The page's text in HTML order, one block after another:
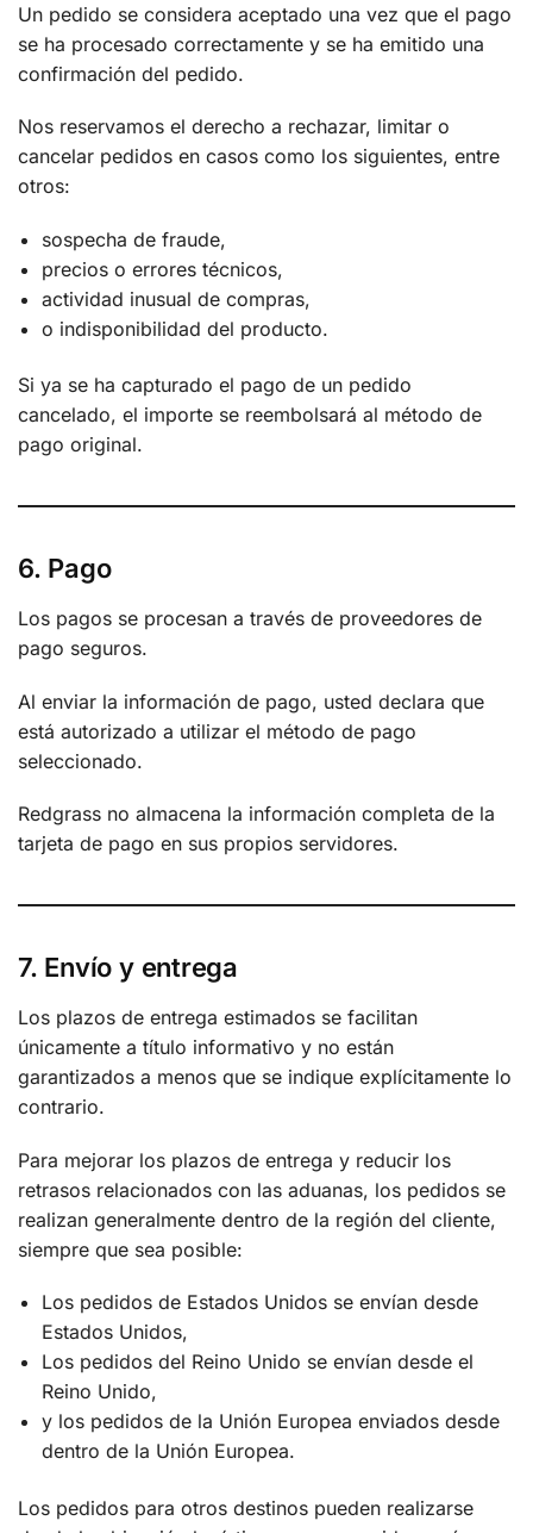
Un pedido se considera aceptado una vez que el pago
se ha procesado correctamente y se ha emitido una
confirmación del pedido.
Nos reservamos el derecho a rechazar, limitar o
cancelar pedidos en casos como los siguientes, entre
otros:
sospecha de fraude,
precios o errores técnicos,
actividad inusual de compras,
o indisponibilidad del producto.
Si ya se ha capturado el pago de un pedido
cancelado, el importe se reembolsará al método de
pago original.
6. Pago
Los pagos se procesan a través de proveedores de
pago seguros.
Al enviar la información de pago, usted declara que
está autorizado a utilizar el método de pago
seleccionado.
Redgrass no almacena la información completa de la
tarjeta de pago en sus propios servidores.
7. Envío y entrega
Los plazos de entrega estimados se facilitan
únicamente a título informativo y no están
garantizados a menos que se indique explícitamente lo
contrario.
Para mejorar los plazos de entrega y reducir los
retrasos relacionados con las aduanas, los pedidos se
realizan generalmente dentro de la región del cliente,
siempre que sea posible:
Los pedidos de Estados Unidos se envían desde
Estados Unidos,
Los pedidos del Reino Unido se envían desde el
Reino Unido,
y los pedidos de la Unión Europea enviados desde
dentro de la Unión Europea.
Los pedidos para otros destinos pueden realizarse